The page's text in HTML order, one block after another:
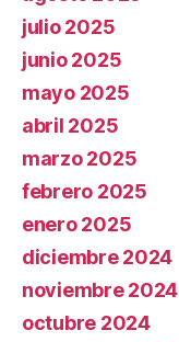
julio 2025
junio 2025
mayo 2025
abril 2025
marzo 2025
febrero 2025
enero 2025
diciembre 2024
noviembre 2024
octubre 2024